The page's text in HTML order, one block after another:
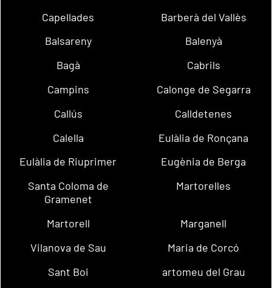
Capellades
Barberà del Vallès
Balsareny
Balenyà
Bagà
Cabrils
Campins
Calonge de Segarra
Callús
Calldetenes
Calella
Eulàlia de Ronçana
Eulàlia de Riuprimer
Eugènia de Berga
Santa Coloma de
Gramenet
Martorelles
Martorell
Marganell
Vilanova de Sau
Maria de Corcó
Sant Boi
artomeu del Grau